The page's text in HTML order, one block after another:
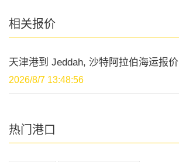
相关报价
天津港到 Jeddah, 沙特阿拉伯海运报价
2026/8/7 13:48:56
热门港口